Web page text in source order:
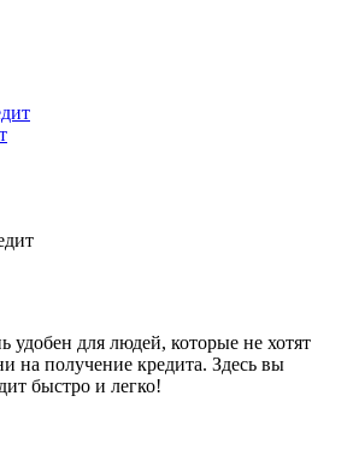
удобен для людей, которые не хотят
на получение кредита. Здесь вы
быстро и легко!